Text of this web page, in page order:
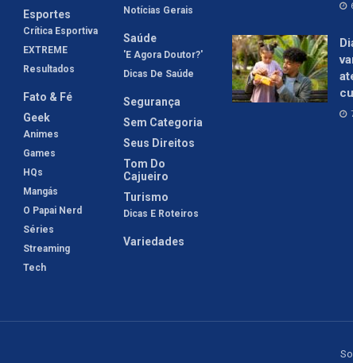
Esportes
Crítica Esportiva
EXTREME
Resultados
Fato & Fé
Geek
Animes
Games
HQs
Mangás
O Papai Nerd
Séries
Streaming
Tech
Notícias Gerais
Saúde
'E Agora Doutor?'
Dicas De Saúde
Segurança
Sem Categoria
Seus Direitos
Tom Do
Cajueiro
Turismo
Dicas E Roteiros
Variedades